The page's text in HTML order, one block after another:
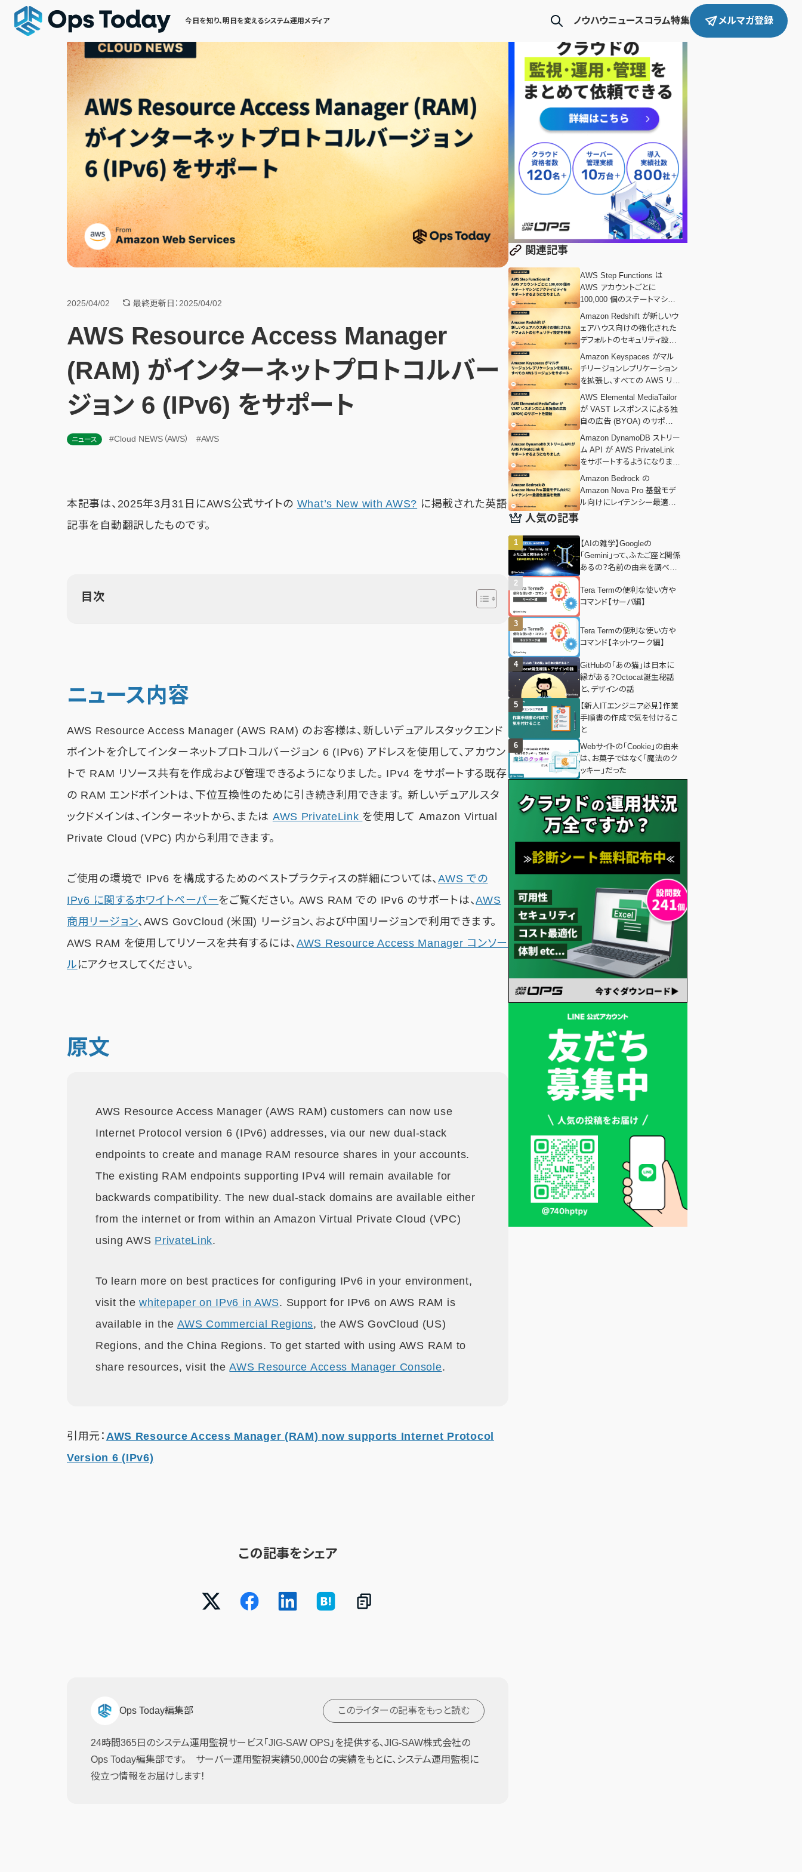
今日を知り、明日を変えるシステム運用メディア ノウハウニュースコラム特集 メルマガ登録
2025/04/02 最終更新日：2025/04/02
AWS Resource Access Manager
(RAM) がインターネットプロトコルバー
ジョン 6 (IPv6) をサポート
ニュース #Cloud NEWS（AWS） #AWS
本記事は、2025年3月31日にAWS公式サイトの What’s New with AWS? に掲載された英語
記事を自動翻訳したものです。
目次
ニュース内容
AWS Resource Access Manager (AWS RAM) のお客様は、新しいデュアルスタックエンド
ポイントを介してインターネットプロトコルバージョン 6 (IPv6) アドレスを使用して、アカウン
トで RAM リソース共有を作成および管理できるようになりました。 IPv4 をサポートする既存
の RAM エンドポイントは、下位互換性のために引き続き利用できます。 新しいデュアルスタ
ックドメインは、インターネットから、または AWS PrivateLink を使用して Amazon Virtual
Private Cloud (VPC) 内から利用できます。
ご使用の環境で IPv6 を構成するためのベストプラクティスの詳細については、AWS での
IPv6 に関するホワイトペーパーをご覧ください。 AWS RAM での IPv6 のサポートは、AWS
商用リージョン、AWS GovCloud (米国) リージョン、および中国リージョンで利用できます。
AWS RAM を使用してリソースを共有するには、 AWS Resource Access Manager コンソー
ル にアクセスしてください。
原文
AWS Resource Access Manager (AWS RAM) customers can now use
Internet Protocol version 6 (IPv6) addresses, via our new dual-stack
endpoints to create and manage RAM resource shares in your accounts.
The existing RAM endpoints supporting IPv4 will remain available for
backwards compatibility. The new dual-stack domains are available either
from the internet or from within an Amazon Virtual Private Cloud (VPC)
using AWS PrivateLink.
To learn more on best practices for configuring IPv6 in your environment,
visit thewhitepaper on IPv6 in AWS. Support for IPv6 on AWS RAM is
available in theAWS Commercial Regions, the AWS GovCloud (US)
Regions, and the China Regions. To get started with using AWS RAM to
share resources, visit theAWS Resource Access Manager Console.
引用元： AWS Resource Access Manager (RAM) now supports Internet Protocol
Version 6 (IPv6)
この記事をシェア
Ops Today編集部 このライターの記事をもっと読む
24時間365日のシステム運用監視サービス「JIG-SAW OPS」を提供する、JIG-SAW株式会社の
Ops Today編集部です。 サーバー運用監視実績50,000台の実績をもとに、システム運用監視に
役立つ情報をお届けします！
関連記事
AWS Step Functions は
AWS アカウントごとに
100,000 個のステートマシン
とアクティビティをサポートす
るようになりました
Amazon Redshift が新しいウ
ェアハウス向けの強化された
デフォルトのセキュリティ設定
を発表
Amazon Keyspaces がマル
チリージョンレプリケーション
を拡張し、すべての AWS リー
ジョンをサポート
AWS Elemental MediaTailor
が VAST レスポンスによる独
自の広告 (BYOA) のサポート
を開始
Amazon DynamoDB ストリー
ム API が AWS PrivateLink
をサポートするようになりまし
た
Amazon Bedrock の
Amazon Nova Pro 基盤モデ
ル向けにレイテンシー最適化
人気の記事
【AIの雑学】Googleの
「Gemini」って、ふたご座と関係
あるの？名前の由来を調べて
Tera Termの便利な使い方や
コマンド【サーバ編】
Tera Termの便利な使い方や
コマンド【ネットワーク編】
GitHubの「あの猫」は日本に
縁がある？Octocat誕生秘話
と、デザインの話
【新人ITエンジニア必見】作業
手順書の作成で気を付けるこ
と
Webサイトの「Cookie」の由来
は、お菓子ではなく「魔法のク
ッキー」だった